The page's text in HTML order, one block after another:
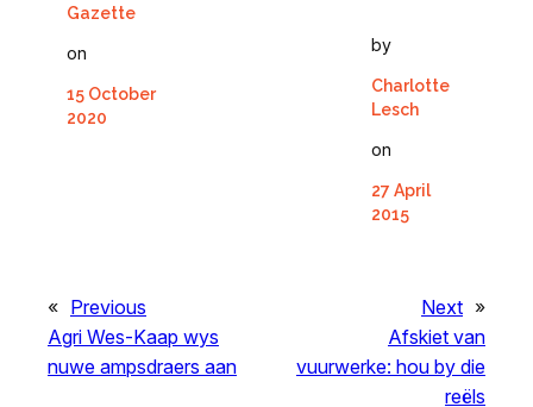
Gazette
on
15 October
2020
by
Charlotte
Lesch
on
27 April
2015
« Previous
Agri Wes-Kaap wys
nuwe ampsdraers aan
Next »
Afskiet van
vuurwerke: hou by die
reëls